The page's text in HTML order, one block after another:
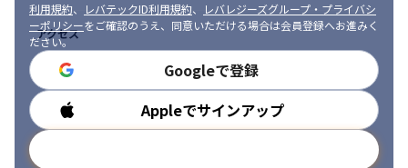
利用規約、 レバテックID利用規約、
レバレジーズグループ・プライバシ
ーポリシーをご確認のうえ、同意いただける場合は会員登録へお進みく
ださい。
Googleで登録
Appleでサインアップ
アクセス
勤務時間